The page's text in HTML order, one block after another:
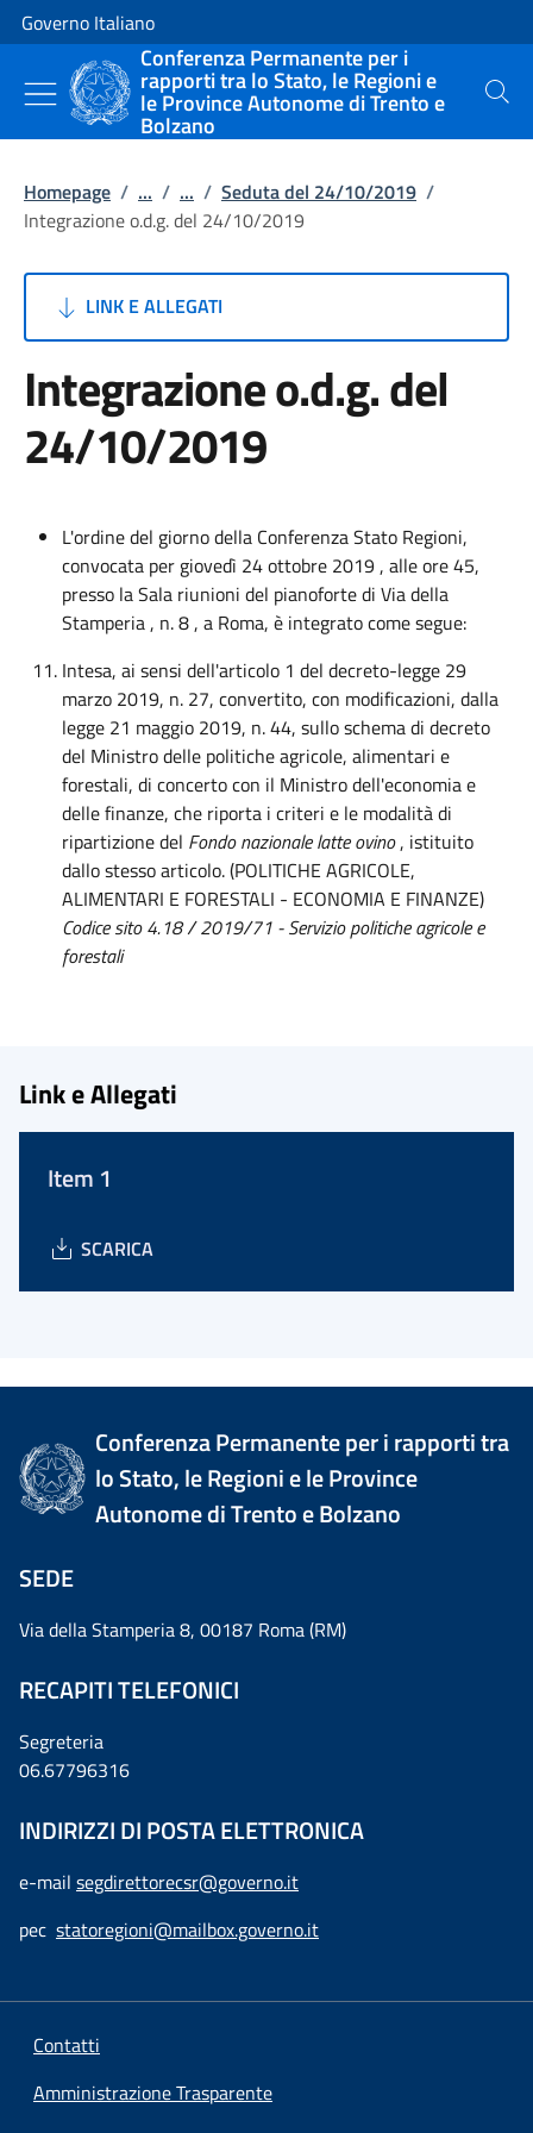
Vai al contenuto
Vai alla navigazione del sito
Governo Italiano
Conferenza Permanente per i
rapporti tra lo Stato, le Regioni e
le Province Autonome di Trento e
Bolzano
Cerca
Homepage / ... / ... / Seduta del 24/10/2019 /
Integrazione o.d.g. del 24/10/2019
LINK E ALLEGATI
Integrazione o.d.g. del
24/10/2019
L'ordine del giorno della Conferenza Stato Regioni,
convocata per giovedì 24 ottobre 2019 , alle ore 45,
presso la Sala riunioni del pianoforte di Via della
Stamperia , n. 8 , a Roma, è integrato come segue:
Intesa, ai sensi dell'articolo 1 del decreto-legge 29
marzo 2019, n. 27, convertito, con modificazioni, dalla
legge 21 maggio 2019, n. 44, sullo schema di decreto
del Ministro delle politiche agricole, alimentari e
forestali, di concerto con il Ministro dell'economia e
delle finanze, che riporta i criteri e le modalità di
ripartizione del Fondo nazionale latte ovino, istituito
dallo stesso articolo. (POLITICHE AGRICOLE,
ALIMENTARI E FORESTALI - ECONOMIA E FINANZE)
Codice sito 4.18 / 2019/71 -Servizio politiche agricole e
forestali
Link e Allegati
Item 1
SCARICA
Conferenza Permanente per i rapporti tra
lo Stato, le Regioni e le Province
Autonome di Trento e Bolzano
SEDE
Via della Stamperia 8, 00187 Roma (RM)
RECAPITI TELEFONICI
Segreteria
06.67796316
INDIRIZZI DI POSTA ELETTRONICA
e-mail segdirettorecsr@governo.it
pec statoregioni@mailbox.governo.it
Contatti
Amministrazione Trasparente